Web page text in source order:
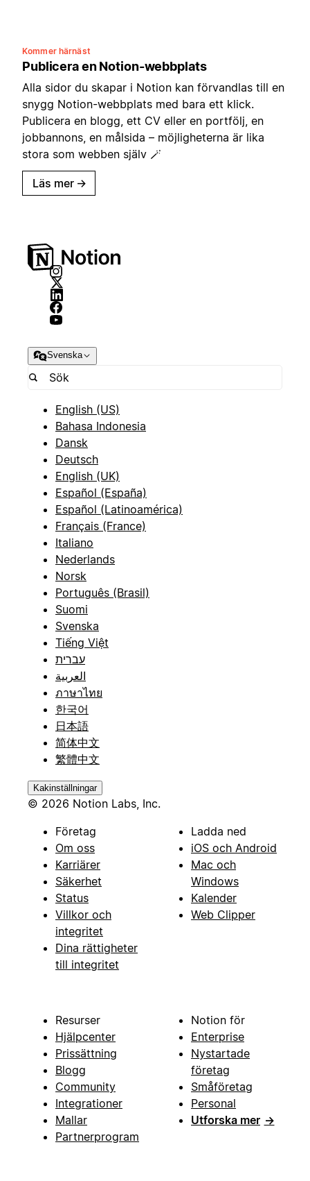
Kommer härnäst
Publicera en Notion-webbplats
Alla sidor du skapar i Notion kan förvandlas till en
snygg Notion-webbplats med bara ett klick.
Publicera en blogg, ett CV eller en portfölj, en
jobbannons, en målsida – möjligheterna är lika
stora som webben själv 🪄
Läs mer →
Svenska
English (US)
Bahasa Indonesia
Dansk
Deutsch
English (UK)
Español (España)
Español (Latinoamérica)
Français (France)
Italiano
Nederlands
Norsk
Português (Brasil)
Suomi
Svenska
Tiếng Việt
עברית
العربية
ภาษาไทย
한국어
日本語
简体中文
繁體中文
Kakinställningar
© 2026 Notion Labs, Inc.
Företag
Om oss
Karriärer
Säkerhet
Status
Villkor och
integritet
Dina rättigheter
till integritet
Ladda ned
iOS och Android
Mac och
Windows
Kalender
Web Clipper
Resurser
Hjälpcenter
Prissättning
Blogg
Community
Integrationer
Mallar
Partnerprogram
Notion för
Enterprise
Nystartade
företag
Småföretag
Personal
Utforska mer →